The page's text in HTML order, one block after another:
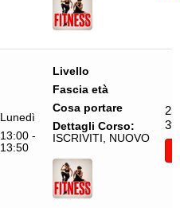
Gioco Ginnastica
Hip Hop
In Forma Ballando
Jazz Funck
Jazz Funck Brasil
Giulio Gariano
Greta Bonacina
Ilaria Malin
Jorge Avila
Katia Antonucci
Lara Castiglione
Leonardo Tazzi
Lunedì
13:00 -
13:50
Livello
Fascia età
Cosa portare
Dettagli Corso:
ISCRIVITI, NUOVO